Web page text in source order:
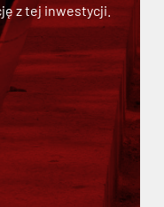
z tej inwestycji.